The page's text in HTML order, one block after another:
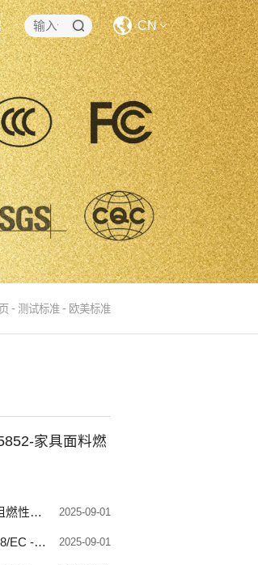
CN
CN EN
- 测试标准 - 欧美标准
家具面料燃
燃性能
2025-09-01
EC --
2025-09-01